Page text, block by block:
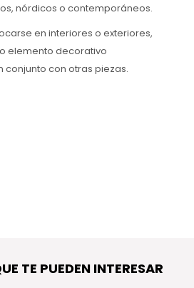
nórdicos o contemporáneos.
en interiores o exteriores,
elemento decorativo
con otras piezas.
TE PUEDEN INTERESAR